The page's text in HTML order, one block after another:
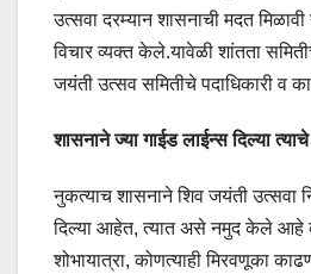
उत्सवा दरम्यान शासनाची मदत
विचार व्यक्त केले.यावेळी शांतता
जयंती उत्सव समितीचे पदाधिकारी व
शासनाने ज्या गाईड लाईन्स दिल्या
नुकत्याच शासनाने शिव जयंती उत्सवा
दिल्या आहेत, त्यात असे नमुद केले आहे
शोभायात्रा, कोणत्याही मिरवणूका